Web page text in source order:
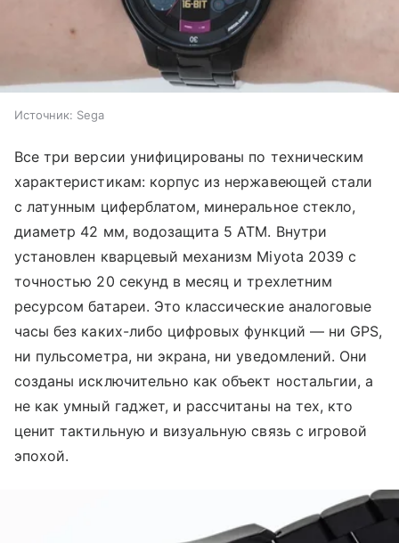
Источник: Sega
Все три версии унифицированы по техническим
характеристикам: корпус из нержавеющей стали
с латунным циферблатом, минеральное стекло,
диаметр 42 мм, водозащита 5 ATM. Внутри
установлен кварцевый механизм Miyota 2039 с
точностью 20 секунд в месяц и трехлетним
ресурсом батареи. Это классические аналоговые
часы без каких-либо цифровых функций — ни GPS,
ни пульсометра, ни экрана, ни уведомлений. Они
созданы исключительно как объект ностальгии, а
не как умный гаджет, и рассчитаны на тех, кто
ценит тактильную и визуальную связь с игровой
эпохой.